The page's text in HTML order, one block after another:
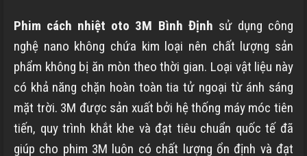
Phim cách nhiệt oto 3M Bình Định sử dụng công
nghệ nano không chứa kim loại nên chất lượng sản
phẩm không bị ăn mòn theo thời gian. Loại vật liệu này
có khả năng chặn hoàn toàn tia tử ngoại từ ánh sáng
mặt trời. 3M được sản xuất bởi hệ thống máy móc tiên
tiến, quy trình khắt khe và đạt tiêu chuẩn quốc tế đã
giúp cho phim 3M luôn có chất lượng ổn định và đạt